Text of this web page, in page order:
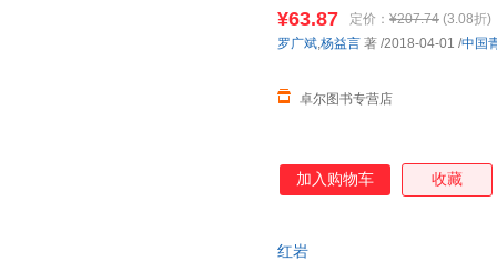
¥63.87 定价： ¥207.74 (3.08折)
卓尔图书专营店
罗广斌,杨益言 著 /2018-04-01 /中国
加入购物车 收藏
红岩